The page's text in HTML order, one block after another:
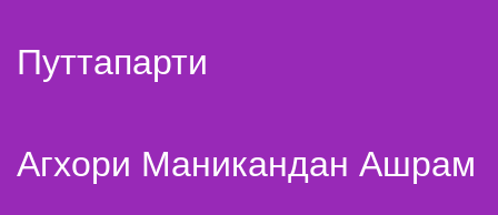
Путтапарти
Агхори Маникандан Ашрам